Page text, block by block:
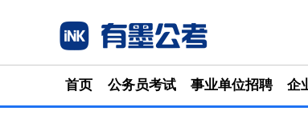
首页 公务员考试 事业单位招聘 企